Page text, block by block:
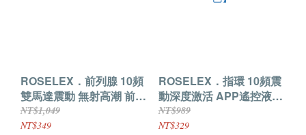
ROSELEX．前列腺 10頻
雙馬達震動 無射高潮 前列
腺按摩器【白色】
NT$1,049
NT$349
ROSELEX．指環 10頻震
動深度激活 APP遙控液晶
屏顯前列腺按摩器【黑
色】
NT$989
NT$329